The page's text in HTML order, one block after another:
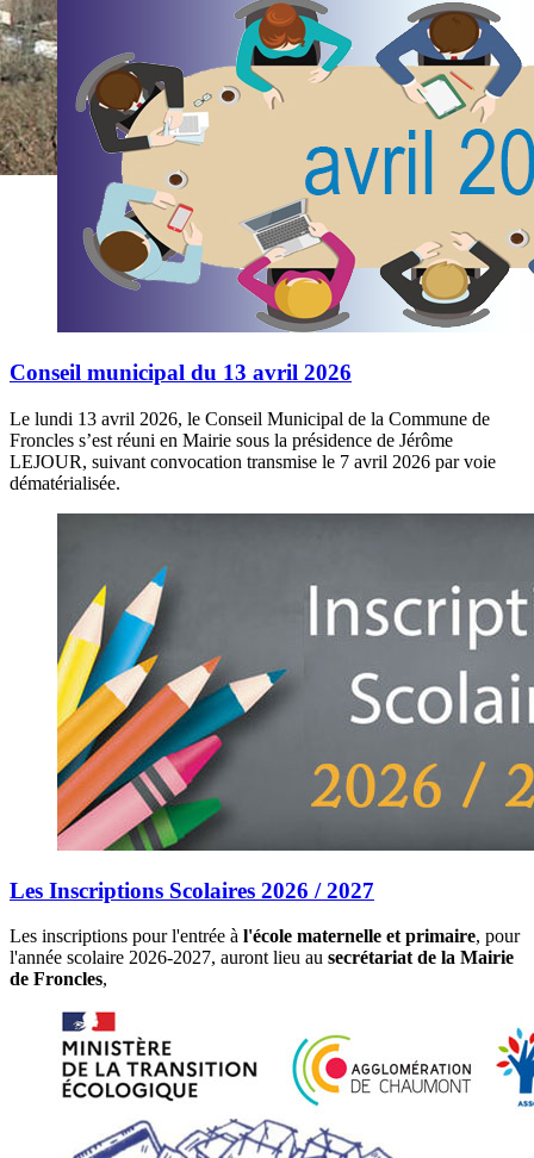
Conseil municipal du 13 avril 2026
Le lundi 13 avril 2026, le Conseil Municipal de la Commune de
Froncles s’est réuni en Mairie sous la présidence de Jérôme
LEJOUR, suivant convocation transmise le 7 avril 2026 par voie
dématérialisée.
Les Inscriptions Scolaires 2026 / 2027
Les inscriptions pour l'entrée à l'école maternelle et primaire, pour
l'année scolaire 2026-2027, auront lieu au secrétariat de la Mairie
de Froncles,